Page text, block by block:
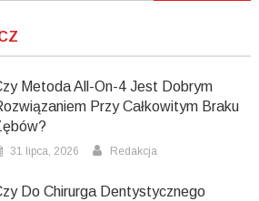
Metoda All-On-4 Jest Dobrym
Przy Całkowitym Braku
31 lipca, 2026 Redakcja
Do Chirurga Dentystycznego